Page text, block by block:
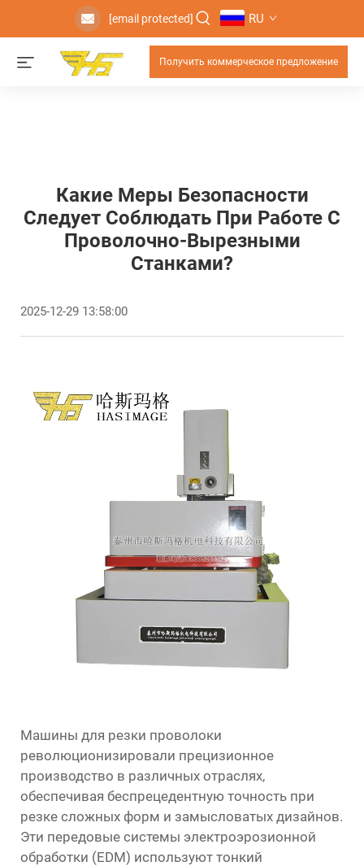
[email protected] RU
Получить коммерческое предложение
Какие Меры Безопасности
Следует Соблюдать При Работе С
Проволочно-Вырезными
Станками?
2025-12-29 13:58:00
Машины для резки проволоки
революционизировали прецизионное
производство в различных отраслях,
обеспечивая беспрецедентную точность при
резке сложных форм и замысловатых дизайнов.
Эти передовые системы электроэрозионной
обработки (EDM) используют тонкий